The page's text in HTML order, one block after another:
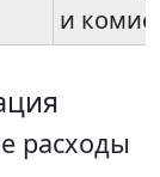
и
расходы